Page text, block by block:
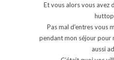
Et vous alors vous avez
Pas mal d’entres vous
pendant mon séjour pour
aussi